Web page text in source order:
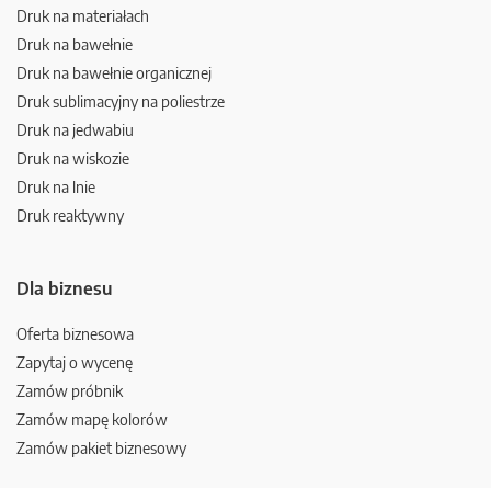
Druk na materiałach
Druk na bawełnie
Druk na bawełnie organicznej
Druk sublimacyjny na poliestrze
Druk na jedwabiu
Druk na wiskozie
Druk na lnie
Druk reaktywny
Dla biznesu
Oferta biznesowa
Zapytaj o wycenę
Zamów próbnik
Zamów mapę kolorów
Zamów pakiet biznesowy